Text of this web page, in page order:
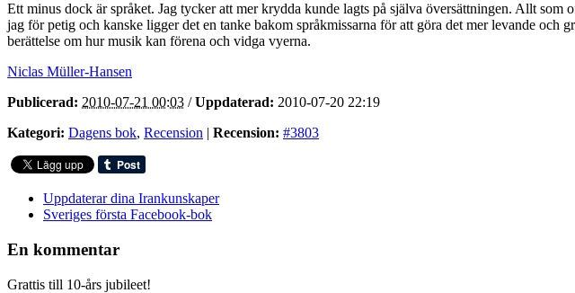
Ett minus dock är språket. Jag tycker att mer krydda kunde lagts på själva översättningen. Allt
jag för petig och kanske ligger det en tanke bakom språkmissarna för att göra det mer levande och
berättelse om hur musik kan förena och vidga vyerna.
Niclas Müller-Hansen
Publicerad: 2010-07-21 00:03 /Uppdaterad: 2010-07-20 22:19
Kategori: Dagens bok, Recension | Recension: #3803
Uppdaterar dina Irankunskaper
Sveriges första Facebook-bok
En kommentar
Grattis till 10-års jubileet!